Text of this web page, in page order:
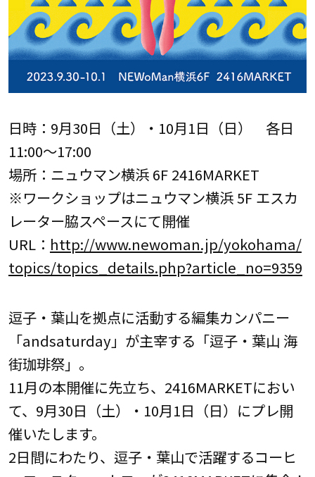
日時：9月30日（土）・10月1日（日） 各日
11:00～17:00
場所：ニュウマン横浜 6F 2416MARKET
※ワークショップはニュウマン横浜 5F エスカ
レーター脇スペースにて開催
URL： http://www.newoman.jp/yokohama/
topics/topics_details.php?article_no=9359
逗子・葉山を拠点に活動する編集カンパニー
「andsaturday」が主宰する「逗子・葉山 海
街珈琲祭」。
11月の本開催に先立ち、2416MARKETにおい
て、9月30日（土）・10月1日（日）にプレ開
催いたします。
2日間にわたり、逗子・葉山で活躍するコーヒ